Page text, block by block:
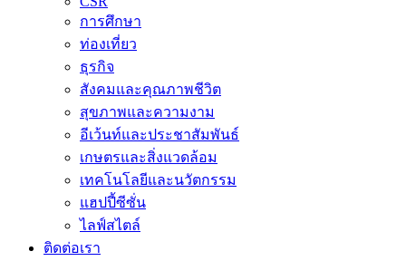
menu
การศึกษา
ท่องเที่ยว
ธุรกิจ
สังคมและคุณภาพชีวิต
สุขภาพและความงาม
อีเว้นท์และประชาสัมพันธ์
เกษตรและสิ่งแวดล้อม
เทคโนโลยีและนวัตกรรม
แฮปปี้ซีซั่น
ไลฟ์สไตล์
ติดต่อเรา